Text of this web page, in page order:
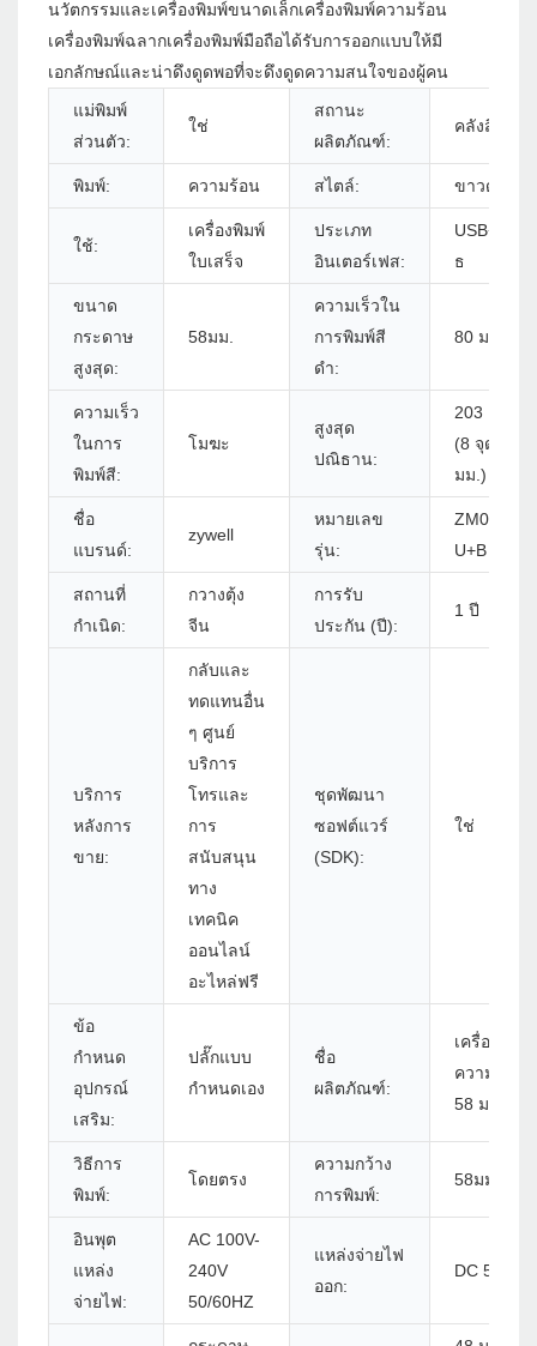
นวัตกรรมและเครื่องพิมพ์ขนาดเล็กเครื่องพิมพ์ความร้อน
เครื่องพิมพ์ฉลากเครื่องพิมพ์มือถือได้รับการออกแบบให้มี
เอกลักษณ์และน่าดึงดูดพอที่จะดึงดูดความสนใจของผู้คน
แม่พิมพ์
ส่วนตัว:
ใช่
สถานะ
ผลิตภัณฑ์:
คลังสินค้า
พิมพ์: ความร้อน สไตล์: ขาวดำ
ใช้:
เครื่องพิมพ์
ใบเสร็จ
ประเภท
อินเตอร์เฟส:
USB+บลูทู
ธ
ขนาด
กระดาษ
สูงสุด:
58มม.
ความเร็วใน
การพิมพ์สี
ดำ:
80 มม./s
ความเร็ว
ในการ
พิมพ์สี:
โมฆะ
สูงสุด
ปณิธาน:
203 DPI
(8 จุด/
มม.)
ชื่อ
แบรนด์:
zywell
หมายเลข
รุ่น:
ZM03 -
U+B
สถานที่
กำเนิด:
กวางตุ้ง
จีน
การรับ
ประกัน (ปี):
1 ปี
บริการ
หลังการ
ขาย:
กลับและ
ทดแทนอื่น
ๆ ศูนย์
บริการ
โทรและ
การ
สนับสนุน
ทาง
เทคนิค
ออนไลน์
อะไหล่ฟรี
ชุดพัฒนา
ซอฟต์แวร์
(SDK):
ใช่
ข้อ
กำหนด
อุปกรณ์
เสริม:
ปลั๊กแบบ
กำหนดเอง
ชื่อ
ผลิตภัณฑ์:
เครื่องพิมพ์
ความร้อน
58 มม.
วิธีการ
พิมพ์:
โดยตรง
ความกว้าง
การพิมพ์:
58มม.
อินพุต
แหล่ง
จ่ายไฟ:
AC 100V-
240V
50/60HZ
แหล่งจ่ายไฟ
ออก:
DC 5V/1A